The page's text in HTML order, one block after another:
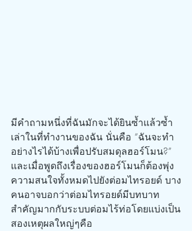
มีคำถามหนึ่งที่ฉันมักจะได้ยินซ้ำแล้วซ้ำ
เล่าในที่ทำงานของฉัน นั่นคือ “ฉันจะทำ
อย่างไรได้บ้างเพื่อปรับสมดุลฮอร์โมน?”
และเมื่อพูดถึงเรื่องของฮอร์โมนก็ต้องพุ่ง
ความสนใจทั้งหมดไปยังต่อมไทรอยด์ บาง
คนอาจบอกว่าต่อมไทรอยด์มีบทบาท
สำคัญมากกับระบบต่อมไร้ท่อโดยแบ่งเป็น
สองเหตุผลใหญ่ๆคือ